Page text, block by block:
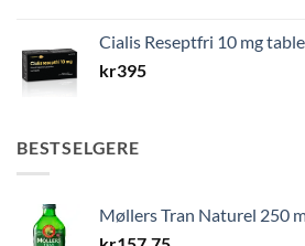
Cialis Reseptfri 10 mg
kr395
BESTSELGERE
Møllers Tran Naturel 250